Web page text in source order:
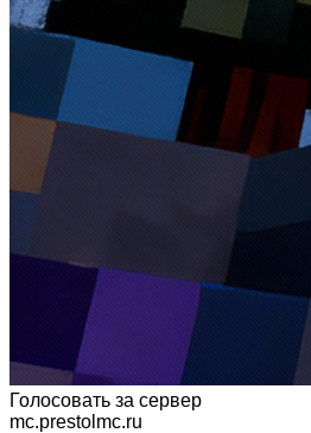
Голосовать за сервер
mc.prestolmc.ru